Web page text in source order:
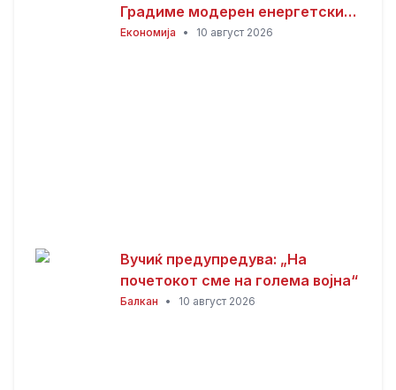
Градиме модерен енергетски
систем усогласен со
Економија • 10 август 2026
Вучиќ предупредува: „На
почетокот сме на голема војна“
Балкан • 10 август 2026